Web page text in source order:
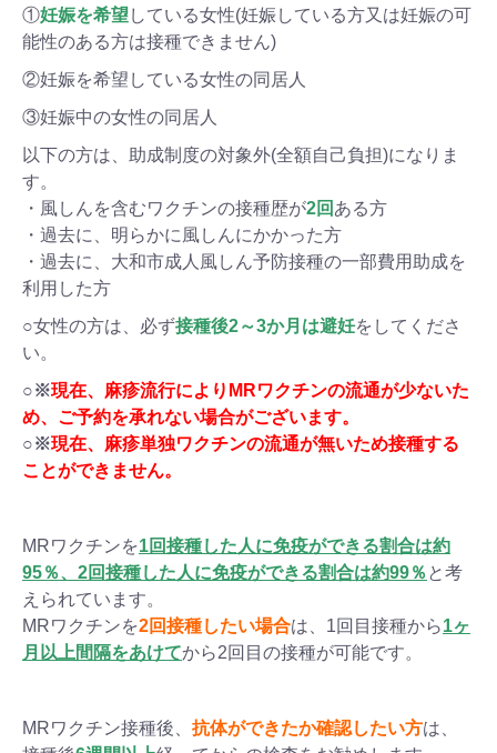
①妊娠を希望している女性(妊娠している方又は妊娠の可
能性のある方は接種できません)
②妊娠を希望している女性の同居人
③妊娠中の女性の同居人
以下の方は、助成制度の対象外(全額自己負担)になりま
す。
・風しんを含むワクチンの接種歴が2回 ある方
・過去に、明らかに風しんにかかった方
・過去に、大和市成人風しん予防接種の一部費用助成を
利用した方
○女性の方は、必ず接種後2～3か月は避妊をしてくださ
い。
○※現在、麻疹流行によりMRワクチンの流通が少ないた
め、ご予約を承れない場合がございます。
○※現在、麻疹単独ワクチンの流通が無いため接種する
ことができません。
MRワクチンを1回接種した人に免疫ができる割合は約
95％、2回接種した人に免疫ができる割合は約99％ と考
えられています。
MRワクチンを2回接種したい場合は、1回目接種から1ヶ
月以上間隔をあけてから2回目の接種が可能です。
MRワクチン接種後、 抗体ができたか確認したい方は、